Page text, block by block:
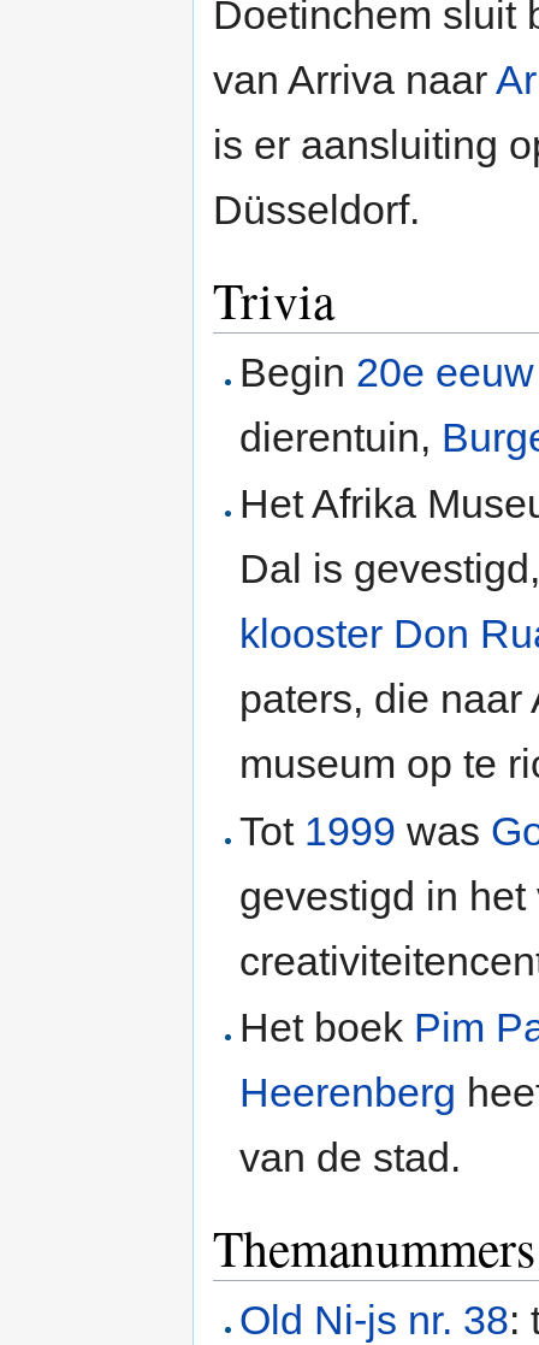
Doetinchem sluit
van Arriva naar
is er aansluiting
Düsseldorf.
Trivia
Begin 20e eeuw
dierentuin,
Het Afrika
Dal is
klooster Don
paters, die naar
museum op te
Tot 1999 was
gevestigd in
Het boek Pim
Heerenberg
van de stad.
Old Ni-js nr. 38: